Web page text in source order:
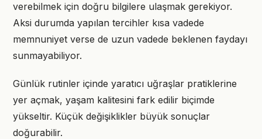
verebilmek için doğru bilgilere ulaşmak gerekiyor.
Aksi durumda yapılan tercihler kısa vadede
memnuniyet verse de uzun vadede beklenen faydayı
sunmayabiliyor.
Günlük rutinler içinde yaratıcı uğraşlar pratiklerine
yer açmak, yaşam kalitesini fark edilir biçimde
yükseltir. Küçük değişiklikler büyük sonuçlar
doğurabilir.